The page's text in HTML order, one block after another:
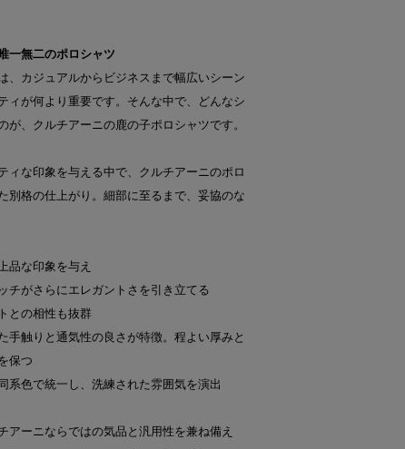
一無二のポロシャツ
、カジュアルからビジネスまで幅広いシーン
ィが何より重要です。そんな中で、どんなシ
、クルチアーニの鹿の子ポロシャツです。
ィな印象を与える中で、クルチアーニのポロ
別格の仕上がり。細部に至るまで、妥協のな
品な印象を与え
チがさらにエレガントさを引き立てる
との相性も抜群
手触りと通気性の良さが特徴。程よい厚みと
保つ
系色で統一し、洗練された雰囲気を演出
アーニならではの気品と汎用性を兼ね備え